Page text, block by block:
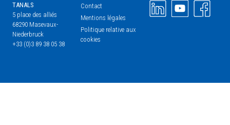
TANALS
5 place des alliés
68290 Masevaux-
Niederbruck
+33 (0)3 89 38 05 38
Contact
Mentions légales
Politique relative aux
cookies
Image Image Image